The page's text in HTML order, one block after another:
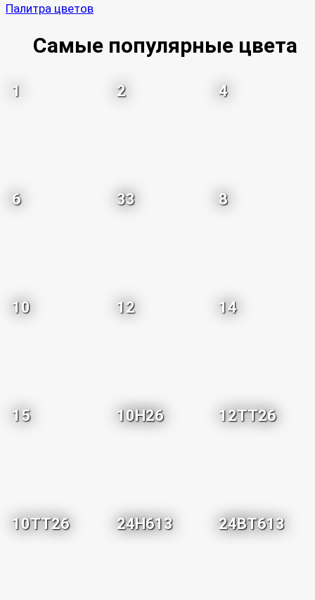
Палитра цветов
Самые популярные цвета
1 2 4
6 33 8
10 12 14
15 10H26 12TT26
10TT26 24H613 24BT613